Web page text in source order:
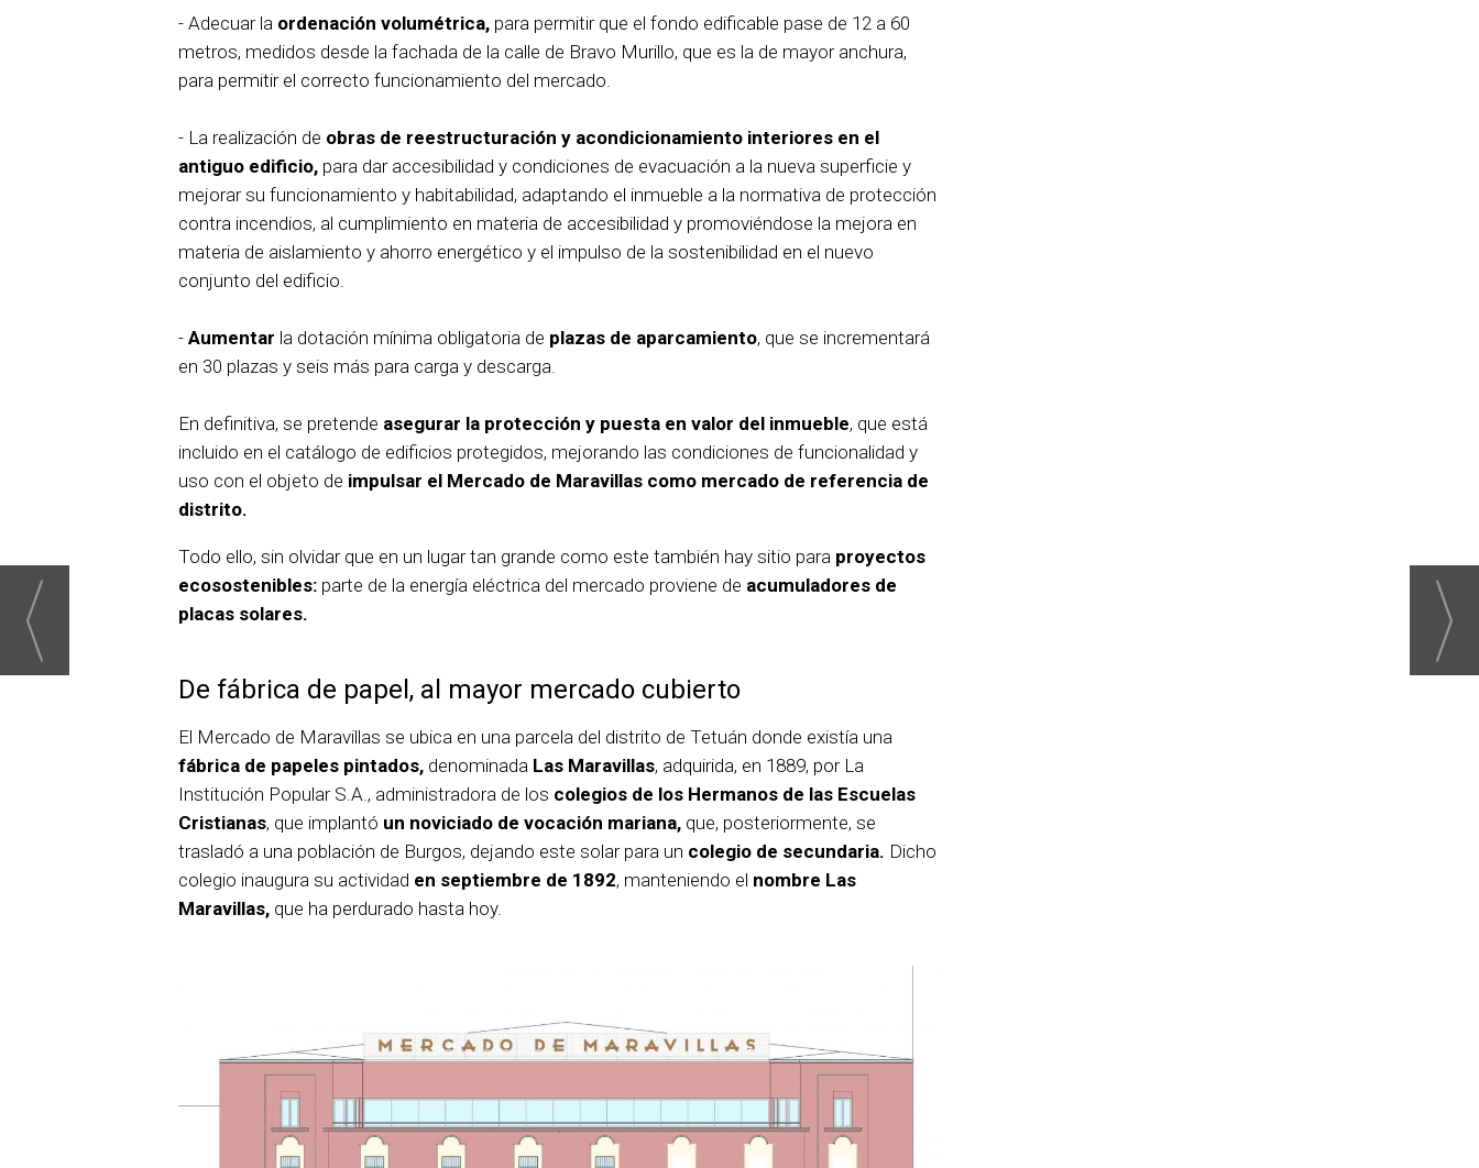
- Adecuar la ordenación volumétrica, para permitir que el fondo edificable pase de 12 a 60
metros, medidos desde la fachada de la calle de Bravo Murillo, que es la de mayor anchura,
para permitir el correcto funcionamiento del mercado.
- La realización de obras de reestructuración y acondicionamiento interiores en el
antiguo edificio, para dar accesibilidad y condiciones de evacuación a la nueva superficie y
mejorar su funcionamiento y habitabilidad, adaptando el inmueble a la normativa de protección
contra incendios, al cumplimiento en materia de accesibilidad y promoviéndose la mejora en
materia de aislamiento y ahorro energético y el impulso de la sostenibilidad en el nuevo
conjunto del edificio.
- Aumentar la dotación mínima obligatoria de plazas de aparcamiento, que se incrementará
en 30 plazas y seis más para carga y descarga.
En definitiva, se pretende asegurar la protección y puesta en valor del inmueble, que está
incluido en el catálogo de edificios protegidos, mejorando las condiciones de funcionalidad y
uso con el objeto de impulsar el Mercado de Maravillas como mercado de referencia de
distrito.
Todo ello, sin olvidar que en un lugar tan grande como este también hay sitio para proyectos
ecosostenibles: parte de la energía eléctrica del mercado proviene de acumuladores de
placas solares.
De fábrica de papel, al mayor mercado cubierto
El Mercado de Maravillas se ubica en una parcela del distrito de Tetuán donde existía una
fábrica de papeles pintados, denominada Las Maravillas, adquirida, en 1889, por La
Institución Popular S.A., administradora de los colegios de los Hermanos de las Escuelas
Cristianas, que implantó un noviciado de vocación mariana, que, posteriormente, se
trasladó a una población de Burgos, dejando este solar para un colegio de secundaria. Dicho
colegio inaugura su actividad en septiembre de 1892, manteniendo el nombre Las
Maravillas, que ha perdurado hasta hoy.